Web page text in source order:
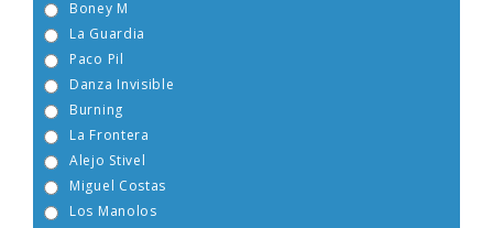
Boney M
La Guardia
Paco Pil
Danza Invisible
Burning
La Frontera
Alejo Stivel
Miguel Costas
Los Manolos